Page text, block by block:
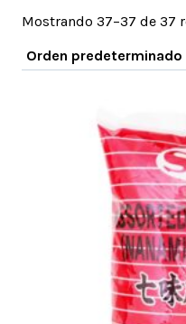
Mostrando 37–37 de 37